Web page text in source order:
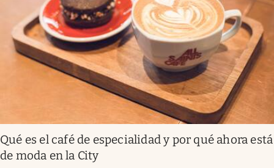
Qué es el café de especialidad y por qué ahora está
de moda en la City